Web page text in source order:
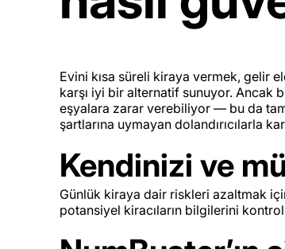
Evini kısa süreli kiraya vermek, gelir
karşı iyi bir alternatif sunuyor. Ancak
eşyalara zarar verebiliyor — bu da
şartlarına uymayan dolandırıcılarla
Kendinizi ve
Günlük kiraya dair riskleri azaltmak
potansiyel kiracıların bilgilerini